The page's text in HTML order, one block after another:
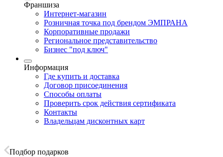
Франшиза
Интернет-магазин
Розничная точка под брендом ЭМПРАНА
Корпоративные продажи
Региональное представительство
Бизнес "под ключ"
Информация
Где купить и доставка
Договор присоединения
Способы оплаты
Проверить срок действия сертификата
Контакты
Владельцам дисконтных карт
Подбор подарков